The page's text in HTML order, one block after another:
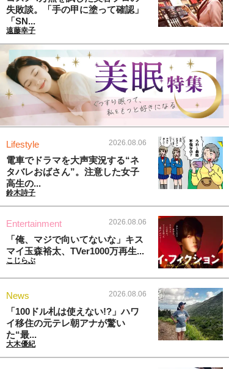
失敗談。「手の甲に塗って確認」
「SN...
遠藤幸子
Lifestyle 2026.08.06
電車でドラマを大声実況する“ネ
タバレおばさん”。注意した女子
高生の...
鈴木詩子
Entertainment 2026.08.06
「俺、マジで向いてないな」キス
マイ玉森裕太、TVer1000万再生...
こじらぶ
News 2026.08.06
「100ドル札は使えない!?」ハワ
イ移住の元テレ朝アナが驚い
た“最...
大木優紀